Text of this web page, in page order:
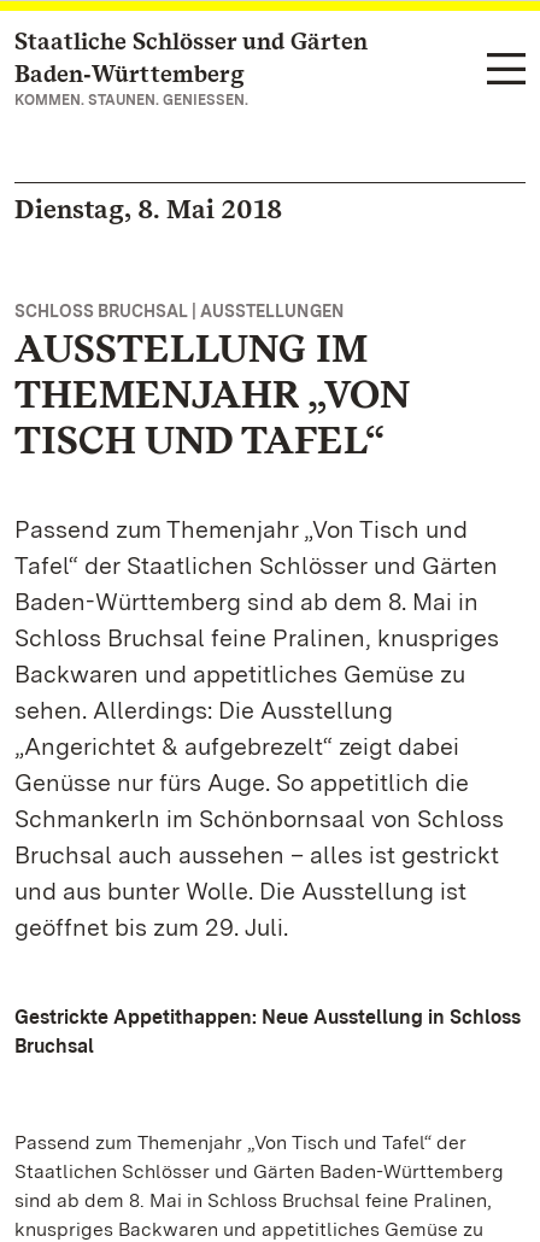
Zum Hauptinhalt springen
Staatliche Schlösser und Gärten
Baden‑Württemberg
KOMMEN. STAUNEN. GENIESSEN.
Dienstag, 8. Mai 2018
SCHLOSS BRUCHSAL | AUSSTELLUNGEN
AUSSTELLUNG IM
THEMENJAHR „VON
TISCH UND TAFEL“
Passend zum Themenjahr „Von Tisch und
Tafel“ der Staatlichen Schlösser und Gärten
Baden-Württemberg sind ab dem 8. Mai in
Schloss Bruchsal feine Pralinen, knuspriges
Backwaren und appetitliches Gemüse zu
sehen. Allerdings: Die Ausstellung
„Angerichtet & aufgebrezelt“ zeigt dabei
Genüsse nur fürs Auge. So appetitlich die
Schmankerln im Schönbornsaal von Schloss
Bruchsal auch aussehen – alles ist gestrickt
und aus bunter Wolle. Die Ausstellung ist
geöffnet bis zum 29. Juli.
Gestrickte Appetithappen: Neue Ausstellung in Schloss
Bruchsal
Passend zum Themenjahr „Von Tisch und Tafel“ der
Staatlichen Schlösser und Gärten Baden-Württemberg
sind ab dem 8. Mai in Schloss Bruchsal feine Pralinen,
knuspriges Backwaren und appetitliches Gemüse zu